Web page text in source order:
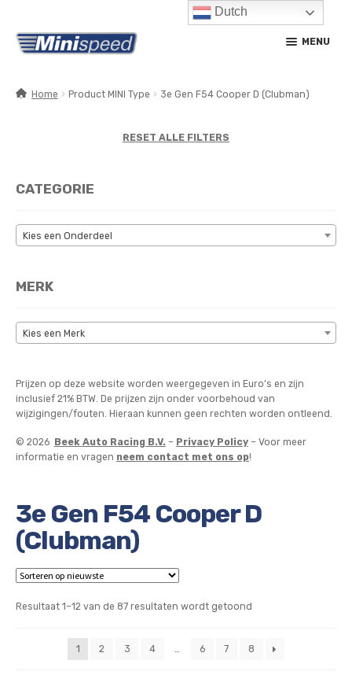
Ga
door
navigatie
Ga
naar
inhoud
MENU
CONTACT
MIJN ACCOUNT
Home Product MINI Type 3e Gen F54 Cooper D (Clubman)
3e Gen F54 Cooper D
(Clubman)
Resultaat 1–12 van de 87 resultaten wordt getoondGesorteerd
1
2 3 4 6 7 8
RESET ALLE FILTERS
CATEGORIE
Kies een Onderdeel
MERK
Kies een Merk
Prijzen op deze website worden weergegeven in Euro’s en zijn
inclusief 21% BTW. De prijzen zijn onder voorbehoud van
wijzigingen/fouten. Hieraan kunnen geen rechten worden ontleend.
© 2026 Beek Auto Racing B.V. – Privacy Policy– Voor meer
informatie en vragen neem contact met ons op!
Dutch